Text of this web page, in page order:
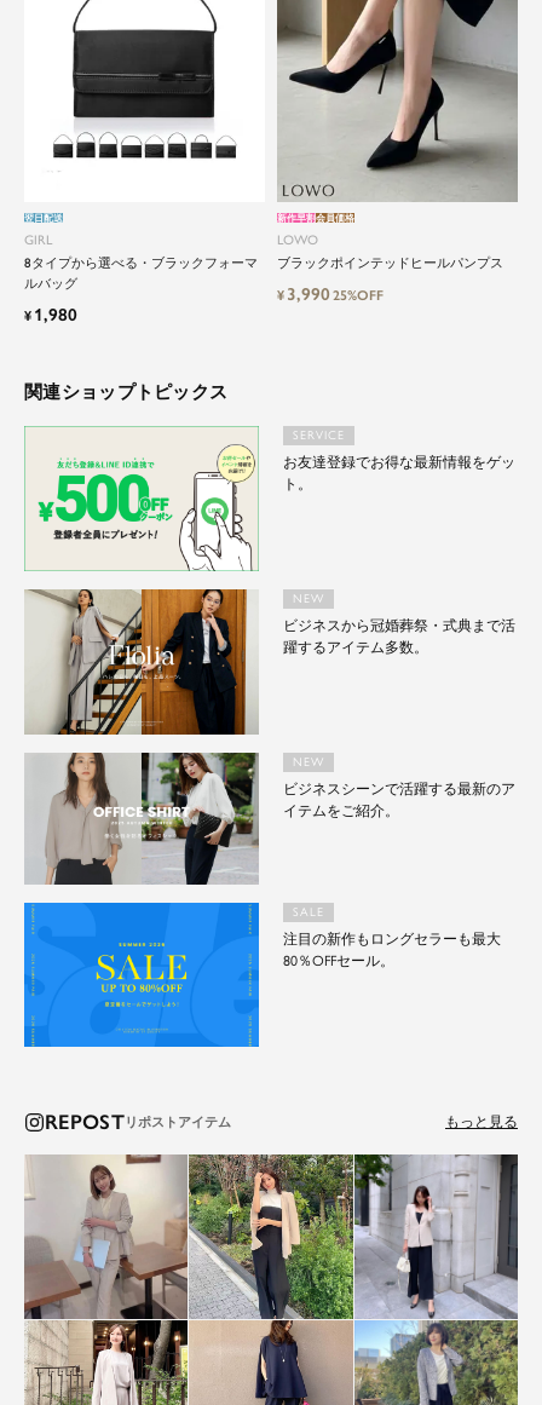
GIRL
8タイプから選べる・ブラックフォーマ
ルバッグ
翌日配送
¥ 1,980
LOWO
ブラックポインテッドヒールパンプス
新作早割会員価格
¥ 3,99025%OFF
関連ショップトピックス
SERVICE
お友達登録でお得な最新情報をゲッ
ト。
NEW
ビジネスから冠婚葬祭・式典まで活
躍するアイテム多数。
NEW
ビジネスシーンで活躍する最新のア
イテムをご紹介。
SALE
注目の新作もロングセラーも最大
80％OFFセール。
REPOST もっと見る